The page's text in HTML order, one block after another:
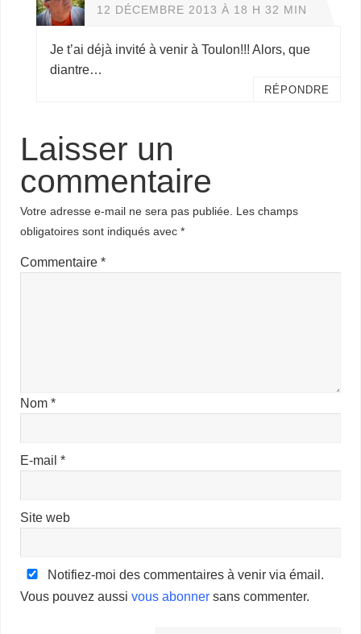
12 DÉCEMBRE 2013 À 18 H 32 MIN
Je t’ai déjà invité à venir à Toulon!!! Alors, que
diantre…
RÉPONDRE
Laisser un
commentaire
Votre adresse e-mail ne sera pas publiée. Les champs
obligatoires sont indiqués avec*
Commentaire*
Nom*
E-mail*
Site web
Notifiez-moi des commentaires à venir via émail.
Vous pouvez aussivous abonner sans commenter.